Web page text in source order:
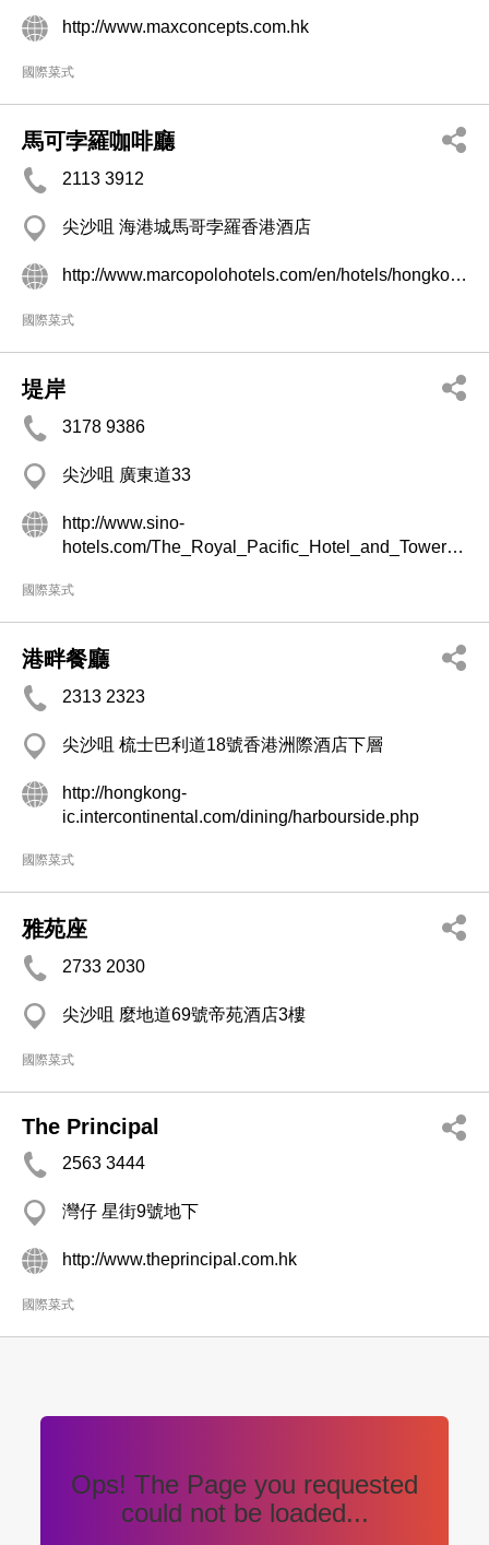
http://www.maxconcepts.com.hk
國際菜式
馬可孛羅咖啡廳
2113 3912
尖沙咀 海港城馬哥孛羅香港酒店
http://www.marcopolohotels.com/en/hotels/hongkong/kowloon/marco_polo_hongkong/restaurants_and_bars/index.html
國際菜式
堤岸
3178 9386
尖沙咀 廣東道33
http://www.sino-
hotels.com/The_Royal_Pacific_Hotel_and_Towers/en/Dining_and_Entertainment.aspx
國際菜式
港畔餐廳
2313 2323
尖沙咀 梳士巴利道18號香港洲際酒店下層
http://hongkong-
ic.intercontinental.com/dining/harbourside.php
國際菜式
雅苑座
2733 2030
尖沙咀 麼地道69號帝苑酒店3樓
國際菜式
The Principal
2563 3444
灣仔 星街9號地下
http://www.theprincipal.com.hk
國際菜式
Ops! The Page you requested
could not be loaded...